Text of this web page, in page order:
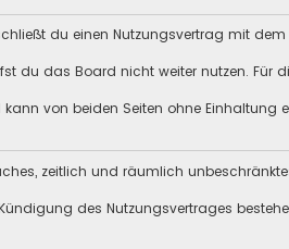
du einen Nutzungsvertrag mit
du das Board nicht weiter nutzen. Für
von beiden Seiten ohne Einhaltung
zeitlich und räumlich
des Nutzungsvertrages